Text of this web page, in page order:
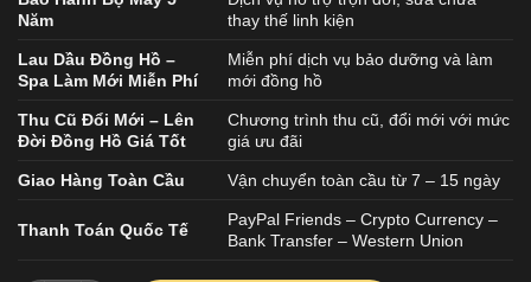
Năm
thay thế linh kiện
Lau Dầu Đồng Hồ –
Spa Làm Mới Miễn Phí
Miễn phí dịch vụ bảo dưỡng và làm
mới đồng hồ
Thu Cũ Đổi Mới – Lên
Đời Đồng Hồ Giá Tốt
Chương trình thu cũ, đổi mới với mức
giá ưu đãi
Giao Hàng Toàn Cầu Vận chuyển toàn cầu từ 7 – 15 ngày
Thanh Toán Quốc Tế
PayPal Friends – Crypto Currency –
Bank Transfer – Western Union